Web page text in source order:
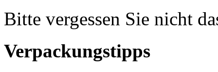
Bitte vergessen Sie nicht
Verpackungstipps